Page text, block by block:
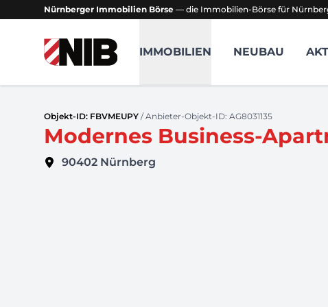
Nürnberger Immobilien Börse — die Immobilien-Börse für
NIB - Nürnberger Immobilien Börse
IMMOBILIEN NEUBAU
Objekt-ID: FBVMEUPY / Anbieter-Objekt-ID: AG8031135
Modernes Business-
90402 Nürnberg